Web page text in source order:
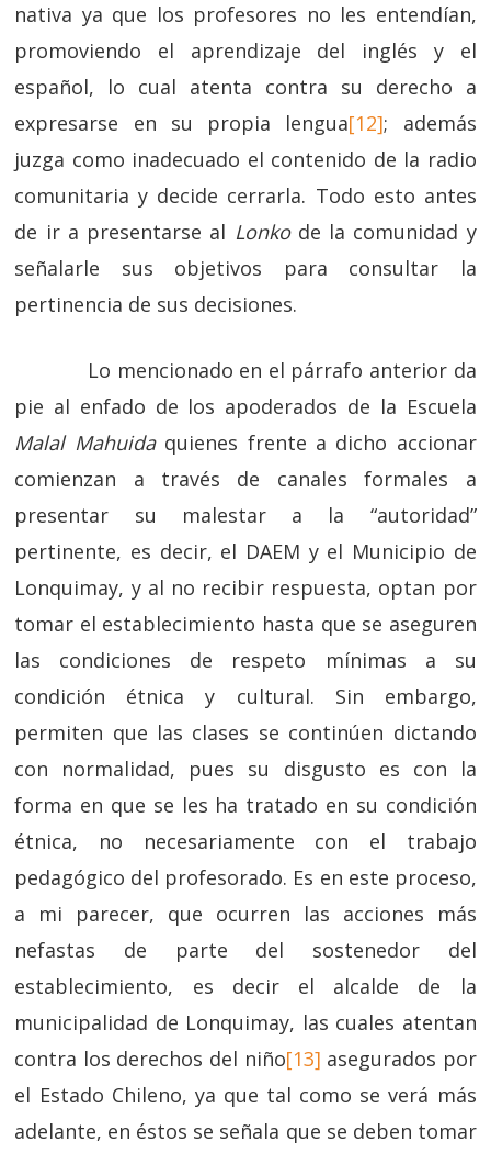
nativa ya que los profesores no les entendían,
promoviendo el aprendizaje del inglés y el
español, lo cual atenta contra su derecho a
expresarse en su propia lengua[12]; además
juzga como inadecuado el contenido de la radio
comunitaria y decide cerrarla. Todo esto antes
de ir a presentarse al Lonkode la comunidad y
señalarle sus objetivos para consultar la
pertinencia de sus decisiones.
Lo mencionado en el párrafo anterior da
pie al enfado de los apoderados de la Escuela
Malal Mahuidaquienes frente a dicho accionar
comienzan a través de canales formales a
presentar su malestar a la “autoridad”
pertinente, es decir, el DAEM y el Municipio de
Lonquimay, y al no recibir respuesta, optan por
tomar el establecimiento hasta que se aseguren
las condiciones de respeto mínimas a su
condición étnica y cultural. Sin embargo,
permiten que las clases se continúen dictando
con normalidad, pues su disgusto es con la
forma en que se les ha tratado en su condición
étnica, no necesariamente con el trabajo
pedagógico del profesorado. Es en este proceso,
a mi parecer, que ocurren las acciones más
nefastas de parte del sostenedor del
establecimiento, es decir el alcalde de la
municipalidad de Lonquimay, las cuales atentan
contra los derechos del niño[13] asegurados por
el Estado Chileno, ya que tal como se verá más
adelante, en éstos se señala que se deben tomar